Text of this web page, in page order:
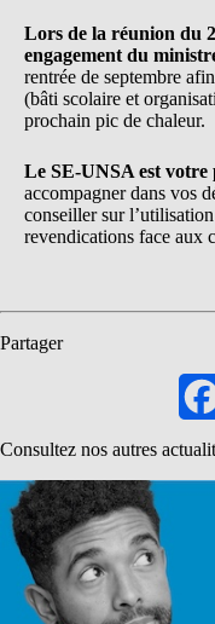
Lors de la réunion du
engagement du
rentrée de septembre
(bâti scolaire et
prochain pic de chaleur.
Le SE-UNSA est votre
accompagner dans vos
conseiller sur
revendications face aux
Partager
Consultez nos autres